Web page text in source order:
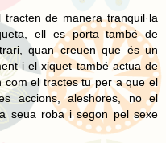
de manera tranquil·la
ell es porta també de
quan creuen que és un
i el xiquet també actua de
com el tractes tu per a que el
accions, aleshores, no el
seua roba i segon pel sexe